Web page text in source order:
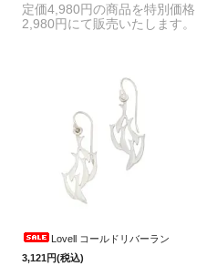
定価4,980円の商品を特別価格
2,980円にて販売いたします。
Lovell コールドリバーラン
3,121円(税込)